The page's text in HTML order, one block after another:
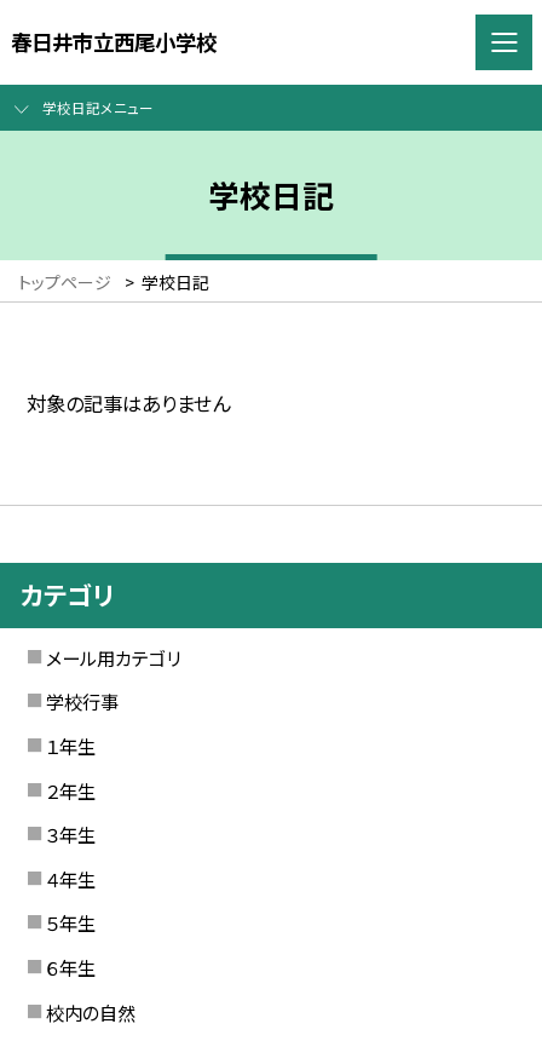
春日井市立西尾小学校
学校日記メニュー
学校日記
トップページ > 学校日記
対象の記事はありません
カテゴリ
メール用カテゴリ
学校行事
１年生
２年生
３年生
４年生
５年生
６年生
校内の自然